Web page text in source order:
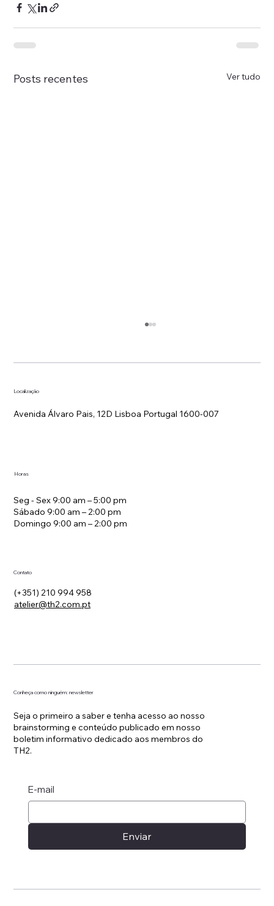
Posts recentes Ver tudo
Localização
Avenida Álvaro Pais, 12D Lisboa Portugal 1600-007
Horas
Seg - Sex 9:00 am – 5:00 pm
Sábado 9:00 am – 2:00 pm
Domingo 9:00 am – 2:00 pm
Contato
(+351) 210 994 958
atelier@th2.com.pt
Conheça como ninguém: newsletter
Seja o primeiro a saber e tenha acesso ao nosso
brainstorming e conteúdo publicado em nosso
boletim informativo dedicado aos membros do
TH2.
E-mail
Enviar